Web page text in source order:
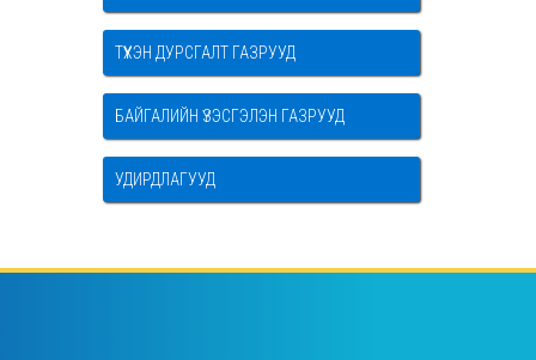
ТҮҮХЭН ДУРСГАЛТ ГАЗРУУД
БАЙГАЛИЙН ҮЗЭСГЭЛЭН ГАЗРУУД
УДИРДЛАГУУД